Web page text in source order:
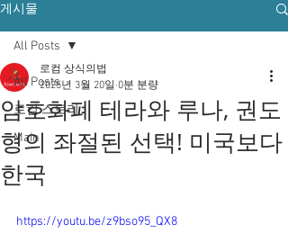
게시물
All Posts
로컴 스토리
Main
All Posts
암호화폐 테라와 루나, 권도
형의 좌절된 선택! 미국보다
한국
로컴 상식의법
2025년 3월 20일 0분 분량
https://youtu.be/z9bso95_QX8